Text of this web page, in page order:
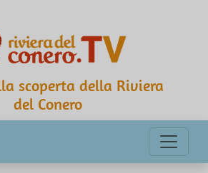
scoperta della Riviera
del Conero